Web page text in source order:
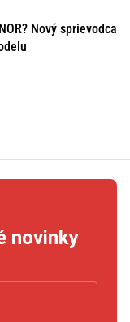
Nový sprievodca
novinky